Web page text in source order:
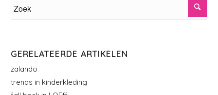
GERELATEERDE ARTIKELEN
zalando
trends in kinderkleding